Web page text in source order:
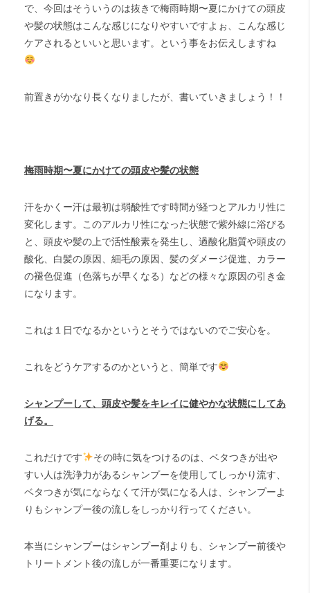
で、今回はそういうのは抜きで梅雨時期〜夏にかけての頭皮
や髪の状態はこんな感じになりやすいですよぉ、こんな感じ
ケアされるといいと思います。という事をお伝えしますね
前置きがかなり長くなりましたが、書いていきましょう！！
梅雨時期〜夏にかけての頭皮や髪の状態
汗をかくー汗は最初は弱酸性です時間が経つとアルカリ性に
変化します。このアルカリ性になった状態で紫外線に浴びる
と、頭皮や髪の上で活性酸素を発生し、過酸化脂質や頭皮の
酸化、白髪の原因、細毛の原因、髪のダメージ促進、カラー
の褪色促進（色落ちが早くなる）などの様々な原因の引き金
になります。
これは１日でなるかというとそうではないのでご安心を。
これをどうケアするのかというと、簡単です
シャンプーして、頭皮や髪をキレイに健やかな状態にしてあ
げる。
これだけです
その時に気をつけるのは、ベタつきが出や
すい人は洗浄力があるシャンプーを使用してしっかり流す、
ベタつきが気にならなくて汗が気になる人は、シャンプーよ
りもシャンプー後の流しをしっかり行ってください。
本当にシャンプーはシャンプー剤よりも、シャンプー前後や
トリートメント後の流しが一番重要になります。